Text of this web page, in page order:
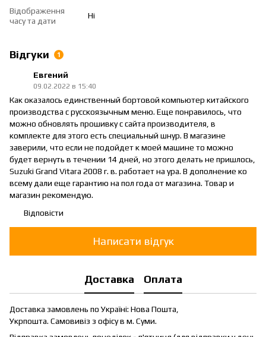
Відображення
часу та дати
Ні
Відгуки 1
Евгений
09.02.2022 в 15:40
Как оказалось единственный бортовой компьютер китайского
производства с русскоязычным меню. Еще понравилось, что
можно обновлять прошивку с сайта производителя, в
комплекте для этого есть специальный шнур. В магазине
заверили, что если не подойдет к моей машине то можно
будет вернуть в течении 14 дней, но этого делать не пришлось,
Suzuki Grand Vitara 2008 г. в. работает на ура. В дополнение ко
всему дали еще гарантию на пол года от магазина. Товар и
магазин рекомендую.
Відповісти
Написати відгук
Доставка Оплата
Доставка замовлень по Україні: Нова Пошта,
Укрпошта. Самовивіз з офісу в м. Суми.